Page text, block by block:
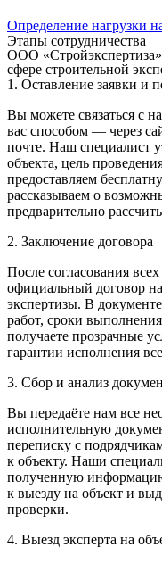
Определение нагрузки
Этапы сотрудничества
ООО
сфере строительной
1. Оставление заявки и
Вы можете связаться с
вас способом — через
почте. Наш специалист
объекта, цель
предоставляем
рассказываем о
предварительно
2. Заключение договора
После согласования
официальный договор
экспертизы. В
работ, сроки
получаете прозрачные
гарантии исполнения
3. Сбор и анализ
Вы передаёте нам все
исполнительную
переписку с
к объекту. Наши
полученную
к выезду на объект и
проверки.
4. Выезд эксперта на